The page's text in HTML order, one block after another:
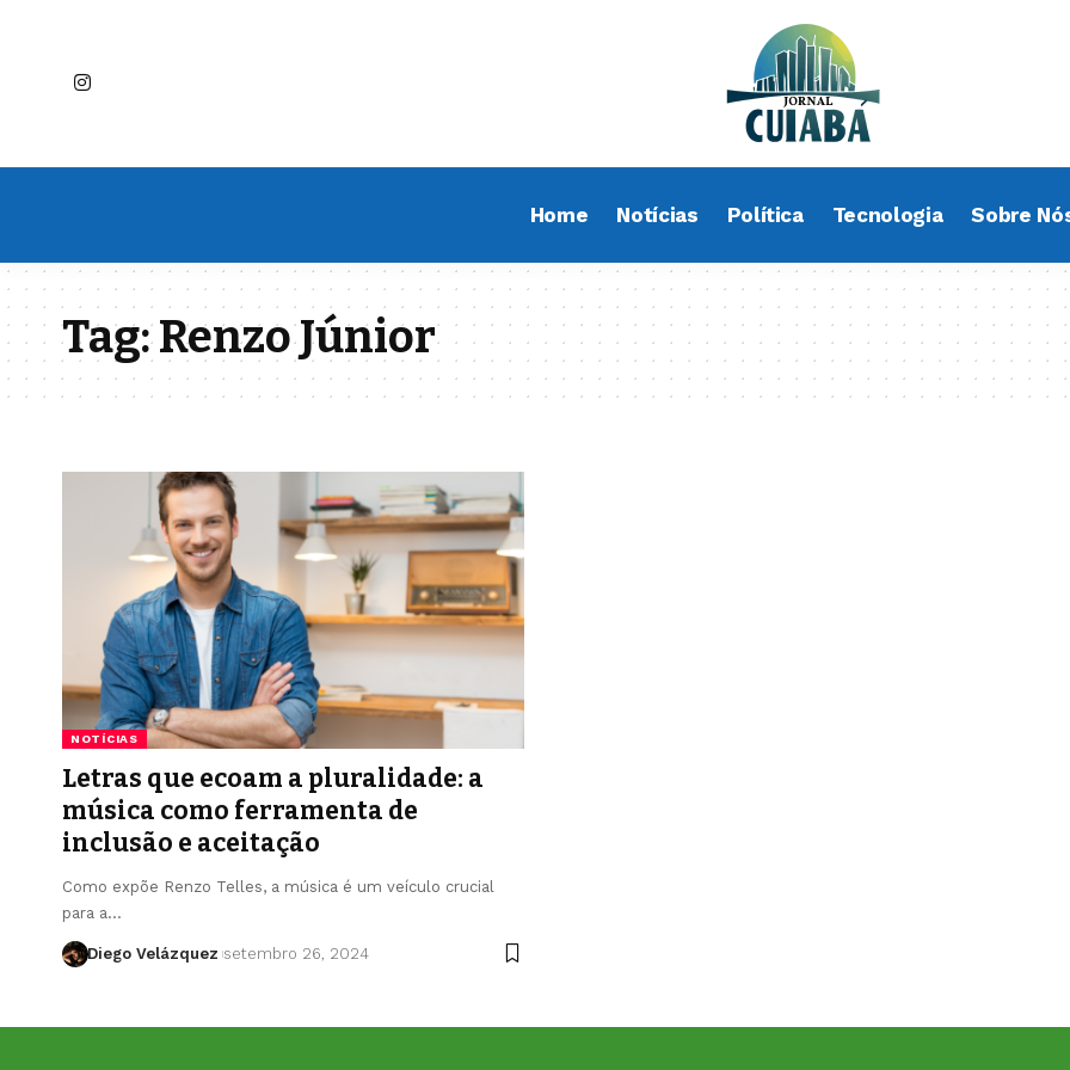
Home Notícias Política Tecnologia Sobre
Tag:Renzo Júnior
NOTÍCIAS
Letras que ecoam a pluralidade: a
música como ferramenta de
inclusão e aceitação
Como expõe Renzo Telles, a música é um veículo crucial
para a…
Diego Velázquez setembro 26, 2024